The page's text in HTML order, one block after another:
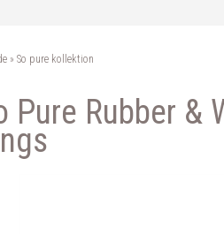
» So pure kollektion
Pure Rubber &